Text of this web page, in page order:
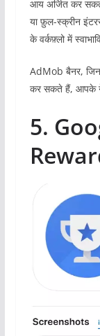
आय अर्जित कर
या फ़ुल-स्क्रीन
के वर्कफ़्लो में
AdMob बैनर,
कर सकते हैं, आपके
5.